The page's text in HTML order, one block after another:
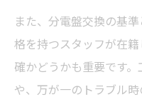
また、分電盤交換の基
格を持つスタッフが在
確かどうかも重要です
や、万が一のトラブル